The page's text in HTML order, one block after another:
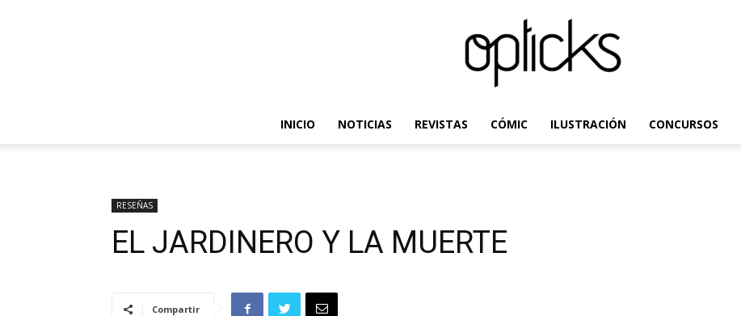
INICIO NOTICIAS REVISTAS CÓMIC ILUSTRACIÓN CONCURSOS
RESEÑAS
EL JARDINERO Y LA MUERTE
Compartir